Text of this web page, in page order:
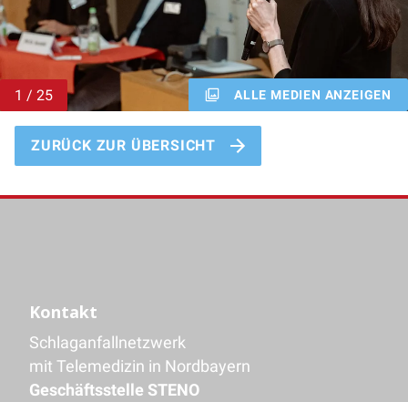
ALLE MEDIEN ANZEIGEN
ZURÜCK ZUR ÜBERSICHT
Kontakt
Schlaganfallnetzwerk
mit Telemedizin in Nordbayern
Geschäftsstelle STENO